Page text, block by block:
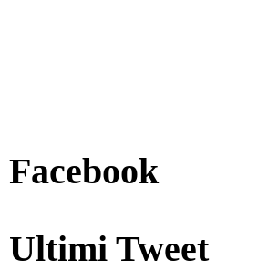
Facebook
Ultimi Tweet